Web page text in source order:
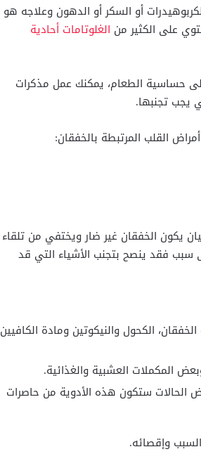
أو السكر أو الدهون وعلاجه هو
على الكثير من الغلوتامات أحادية
حساسية الطعام، يمكنك عمل مذكرات
يجب تجنبها.
القلب المرتبطة بالخفقان:
يكون الخفقان غير ضار ويختفي من تلقاء
سبب فقد ينصح بتجنب الأشياء التي قد
الكحول والنيكوتين ومادة الكافيين
المكملات العشبية والغذائية.
الحالات ستكون هذه الأدوية من حاصرات
وإقصائه.